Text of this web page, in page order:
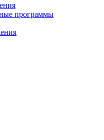
программы